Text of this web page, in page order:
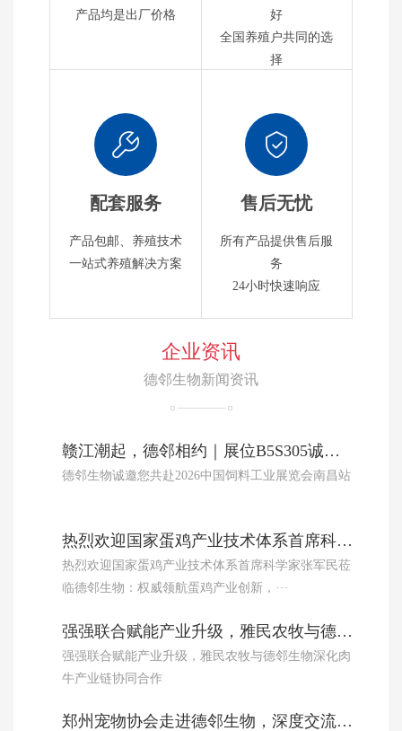
产品均是出厂价格
好
全国养殖户共同的选
择
配套服务
产品包邮、养殖技术
一站式养殖解决方案
售后无忧
所有产品提供售后服
务
24小时快速响应
企业资讯
德邻生物新闻资讯
赣江潮起，德邻相约｜展位B5S305诚邀您共赴2026中国饲料工业展览会南昌站
德邻生物诚邀您共赴2026中国饲料工业展览会南昌站
热烈欢迎国家蛋鸡产业技术体系首席科学家张军民莅临德邻生物：权威领航蛋鸡产业创新，共推绿色养殖高质量发展！
热烈欢迎国家蛋鸡产业技术体系首席科学家张军民莅
临德邻生物：权威领航蛋鸡产业创新，···
强强联合赋能产业升级，雅民农牧与德邻生物深化肉牛产业链协同合作
强强联合赋能产业升级，雅民农牧与德邻生物深化肉
牛产业链协同合作
郑州宠物协会走进德邻生物，深度交流谋发展 翰墨寄情绘未来